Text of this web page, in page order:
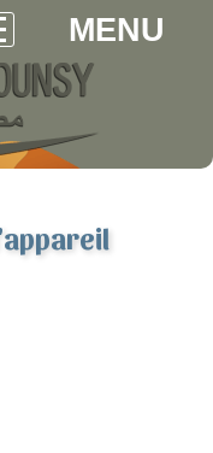
MENU